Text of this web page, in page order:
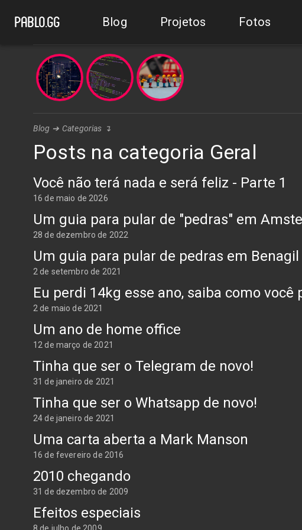
pablo.gg Blog Projetos Fotos
Blog ➔ Categorias ↴
Posts na categoria Geral
Você não terá nada e será feliz - Parte 1
16 de maio de 2026
Um guia para pular de "pedras" em
28 de dezembro de 2022
Um guia para pular de pedras em Benagil
2 de setembro de 2021
Eu perdi 14kg esse ano, saiba como
2 de maio de 2021
Um ano de home office
12 de março de 2021
Tinha que ser o Telegram de novo!
31 de janeiro de 2021
Tinha que ser o Whatsapp de novo!
24 de janeiro de 2021
Uma carta aberta a Mark Manson
16 de fevereiro de 2016
2010 chegando
31 de dezembro de 2009
Efeitos especiais